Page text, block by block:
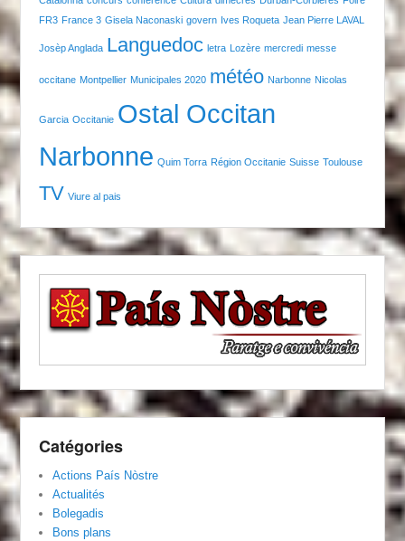
FR3 France 3 Gisela Naconaski govern Ives Roqueta Jean Pierre LAVAL
Josèp Anglada Languedoc letra Lozère mercredi messe
occitane Montpellier Municipales 2020 météo Narbonne Nicolas
Garcia Occitanie Ostal Occitan
Narbonne Quim Torra Région Occitanie Suisse Toulouse
TV Viure al pais
Catégories
Actions País Nòstre
Actualités
Bolegadis
Bons plans